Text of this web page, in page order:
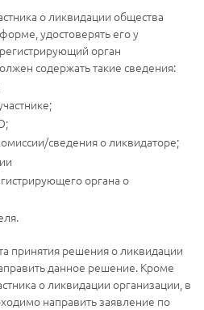
о ликвидации общества
удостоверять его у
орган
содержать такие сведения:
сведения о ликвидаторе;
органа о
принятия решения о ликвидации
данное решение. Кроме
о ликвидации организации, в
направить заявление по